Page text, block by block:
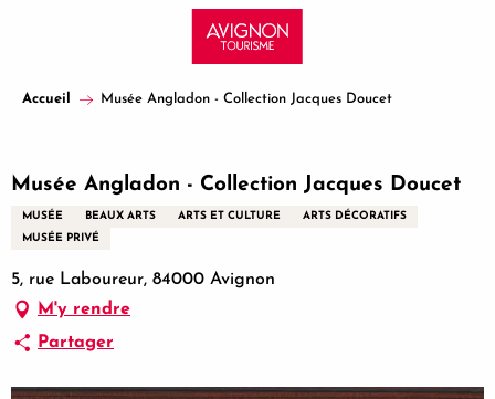
principal
Accueil Musée Angladon - Collection Jacques Doucet
Musée Angladon - Collection Jacques Doucet
MUSÉE BEAUX ARTS ARTS ET CULTURE
ARTS DÉCORATIFS
MUSÉE PRIVÉ
5, rue Laboureur, 84000 Avignon
M'y rendre
Partager